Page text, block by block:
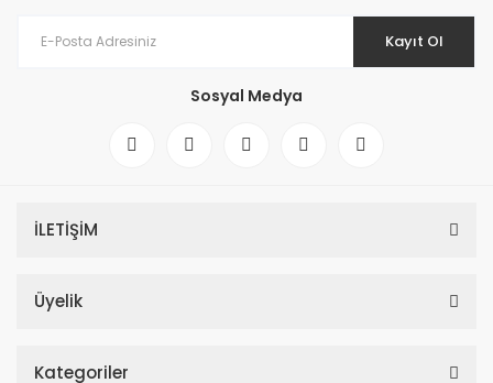
Kayıt Ol
Sosyal Medya
İLETİŞİM
Üyelik
Kategoriler